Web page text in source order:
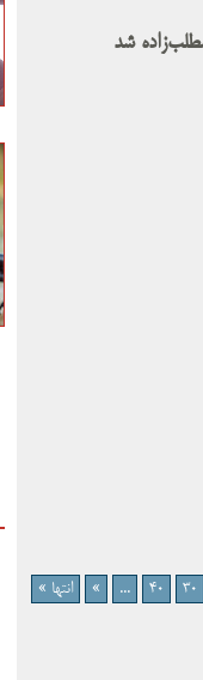
شد
30
40
...
» انتها »